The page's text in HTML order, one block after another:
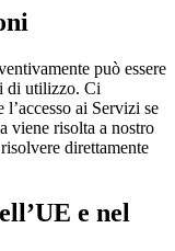
può essere
di utilizzo. Ci
ai Servizi se
viene risolta a nostro
direttamente
e nel